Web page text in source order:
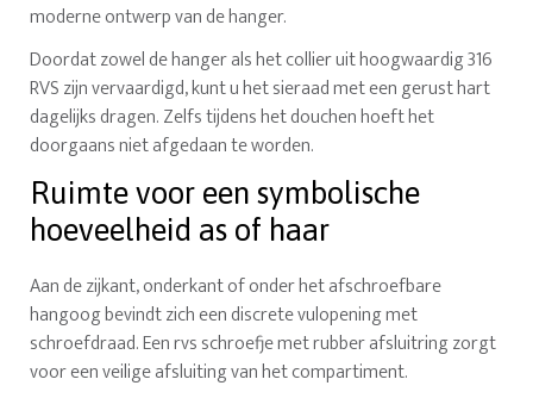
moderne ontwerp van de hanger.
Doordat zowel de hanger als het collier uit hoogwaardig 316
RVS zijn vervaardigd, kunt u het sieraad met een gerust hart
dagelijks dragen. Zelfs tijdens het douchen hoeft het
doorgaans niet afgedaan te worden.
Ruimte voor een symbolische
hoeveelheid as of haar
Aan de zijkant, onderkant of onder het afschroefbare
hangoog bevindt zich een discrete vulopening met
schroefdraad. Een rvs schroefje met rubber afsluitring zorgt
voor een veilige afsluiting van het compartiment.